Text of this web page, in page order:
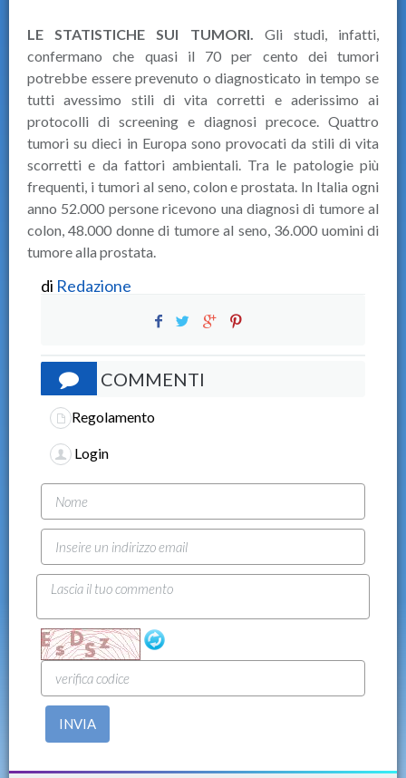
LE STATISTICHE SUI TUMORI. Gli studi, infatti,
confermano che quasi il 70 per cento dei tumori
potrebbe essere prevenuto o diagnosticato in tempo se
tutti avessimo stili di vita corretti e aderissimo ai
protocolli di screening e diagnosi precoce. Quattro
tumori su dieci in Europa sono provocati da stili di vita
scorretti e da fattori ambientali. Tra le patologie più
frequenti, i tumori al seno, colon e prostata. In Italia ogni
anno 52.000 persone ricevono una diagnosi di tumore al
colon, 48.000 donne di tumore al seno, 36.000 uomini di
tumore alla prostata.
di Redazione
COMMENTI
Regolamento
Login
INVIA